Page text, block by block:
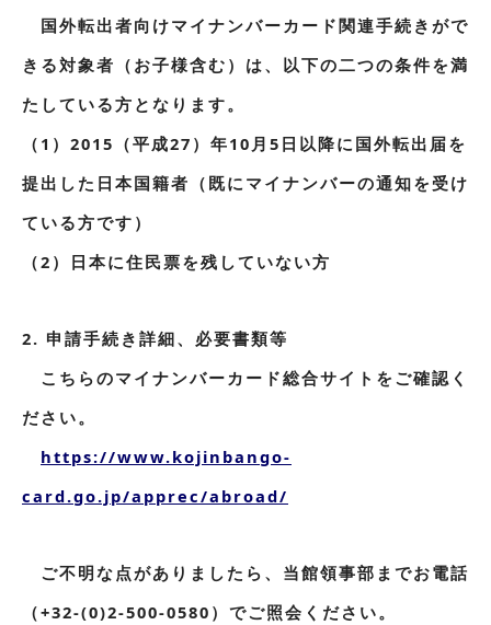
国外転出者向けマイナンバーカード関連手続きがで
きる対象者（お子様含む）は、以下の二つの条件を満
たしている方となります。
（1）2015（平成27）年10月5日以降に国外転出届を
提出した日本国籍者（既にマイナンバーの通知を受け
ている方です）
（2）日本に住民票を残していない方
2. 申請手続き詳細、必要書類等
こちらのマイナンバーカード総合サイトをご確認く
ださい。
https://www.kojinbango-
card.go.jp/apprec/abroad/
ご不明な点がありましたら、当館領事部までお電話
（+32-(0)2-500-0580）でご照会ください。